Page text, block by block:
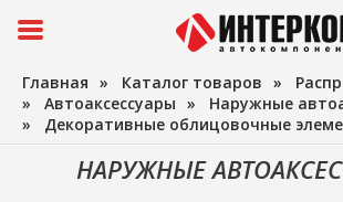
Главная » Каталог товаров »
» Автоаксессуары » Наружные
» Декоративные облицовочные
НАРУЖНЫЕ